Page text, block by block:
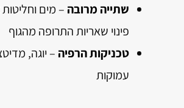
שתייה מרובה – מים
פינוי שאריות התרופה מהגוף
טכניקות הרפיה – יוגה,
עמוקות